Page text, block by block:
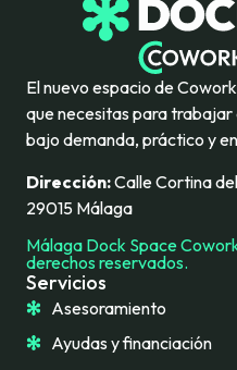
Servicios
Asesoramiento
Ayudas y financiación
El nuevo espacio de
que necesitas para
bajo demanda, práctico y
Dirección:Calle Cortina
29015 Málaga
Málaga Dock Space
derechos reservados.